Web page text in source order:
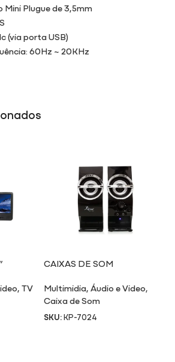
Mini Plugue de 3,5mm
(via porta USB)
60Hz ~ 20KHz
,TV
CAIXAS DE SOM
Multimidia,Áudio e Video,
Caixa de Som
SKU:KP-7024